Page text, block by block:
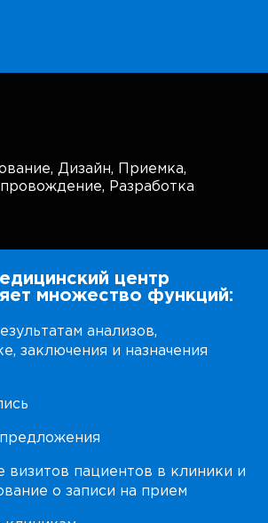
Дизайн,
Приемка,
Разработка
центр
множество функций:
анализов,
заключения и назначения
визитов пациентов в клиники и
о записи на прием